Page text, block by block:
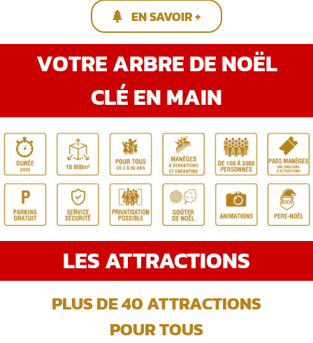
EN SAVOIR +
VOTRE ARBRE DE NOËL
CLÉ EN MAIN
LES ATTRACTIONS
PLUS DE 40 ATTRACTIONS
POUR TOUS